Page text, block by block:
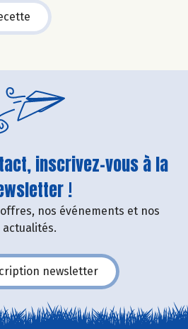
inscrivez-vous à la
!
nos événements et nos
actualités.
newsletter